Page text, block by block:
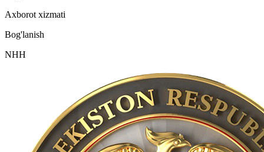
Axborot xizmati
Bog'lanish
NHH